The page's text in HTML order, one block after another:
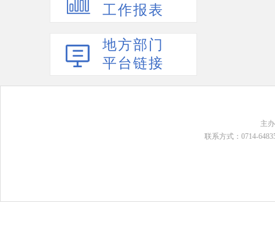
工作报表
地方部门
平台链接
主
联系方式：0714-